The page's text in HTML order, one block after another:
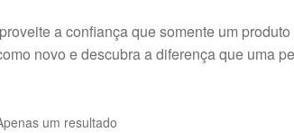
a confiança que somente um
novo e descubra a diferença que uma
um resultado